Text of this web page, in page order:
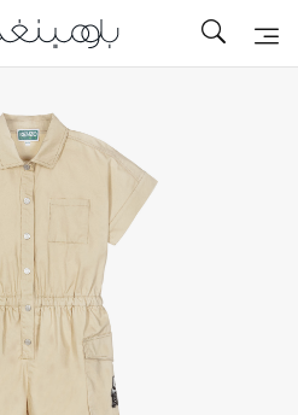
تخفيضات
جديد في الخصومات